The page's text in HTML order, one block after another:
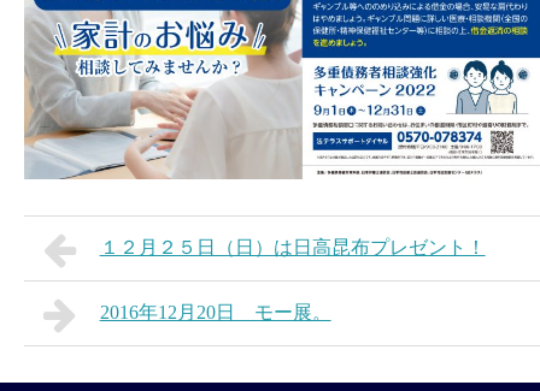
１２月２５日（日）は日高昆布プレゼント！
2016年12月20日 モー展。